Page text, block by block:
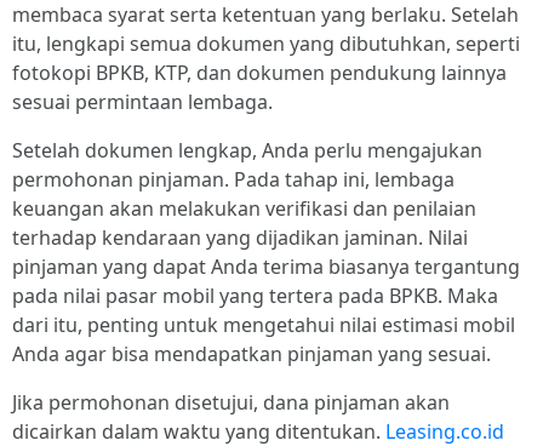
membaca syarat serta ketentuan yang berlaku. Setelah
itu, lengkapi semua dokumen yang dibutuhkan, seperti
fotokopi BPKB, KTP, dan dokumen pendukung lainnya
sesuai permintaan lembaga.
Setelah dokumen lengkap, Anda perlu mengajukan
permohonan pinjaman. Pada tahap ini, lembaga
keuangan akan melakukan verifikasi dan penilaian
terhadap kendaraan yang dijadikan jaminan. Nilai
pinjaman yang dapat Anda terima biasanya tergantung
pada nilai pasar mobil yang tertera pada BPKB. Maka
dari itu, penting untuk mengetahui nilai estimasi mobil
Anda agar bisa mendapatkan pinjaman yang sesuai.
Jika permohonan disetujui, dana pinjaman akan
dicairkan dalam waktu yang ditentukan. Leasing.co.id